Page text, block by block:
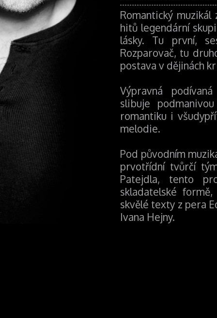
Romantický
hitů legendární
lásky. Tu první,
Rozparovač, tu
postava v dějinách
Výpravná
slibuje
romantiku i
melodie.
Pod původním
prvotřídní tvůrčí
Patejdla, tento
skladatelské
skvělé texty z pera
Ivana Hejny.